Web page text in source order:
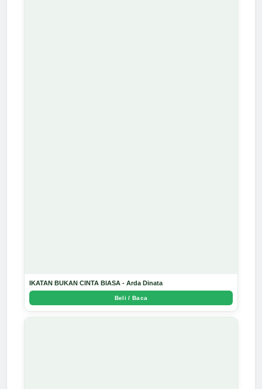
IKATAN BUKAN CINTA BIASA - Arda Dinata
Beli / Baca